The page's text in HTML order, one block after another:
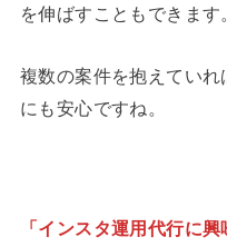
を伸ばすこともできます
複数の案件を抱えてい
にも安心ですね。
「インスタ運用代行に